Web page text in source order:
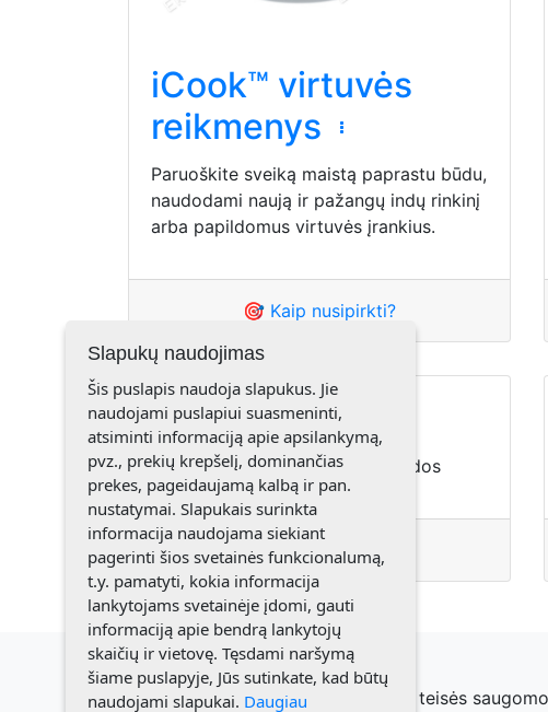
iCook™ virtuvės
reikmenys
Paruoškite sveiką maistą paprastu būdu,
naudodami naują ir pažangų indų rinkinį
arba papildomus virtuvės įrankius.
🎯 Kaip nusipirkti?
Akcijos
AMWAY akcijos, AMWAY nuolaidos
🎯 Kaip nusipirkti?
© 2021 Elenutė Misevičienė. Visos teisės
Slapukų naudojimas
Šis puslapis naudoja slapukus. Jie
naudojami puslapiui suasmeninti,
atsiminti informaciją apie apsilankymą,
pvz., prekių krepšelį, dominančias
prekes, pageidaujamą kalbą ir pan.
nustatymai. Slapukais surinkta
informacija naudojama siekiant
pagerinti šios svetainės funkcionalumą,
t.y. pamatyti, kokia informacija
lankytojams svetainėje įdomi, gauti
informaciją apie bendrą lankytojų
skaičių ir vietovę. Tęsdami naršymą
šiame puslapyje, Jūs sutinkate, kad būtų
naudojami slapukai. Daugiau